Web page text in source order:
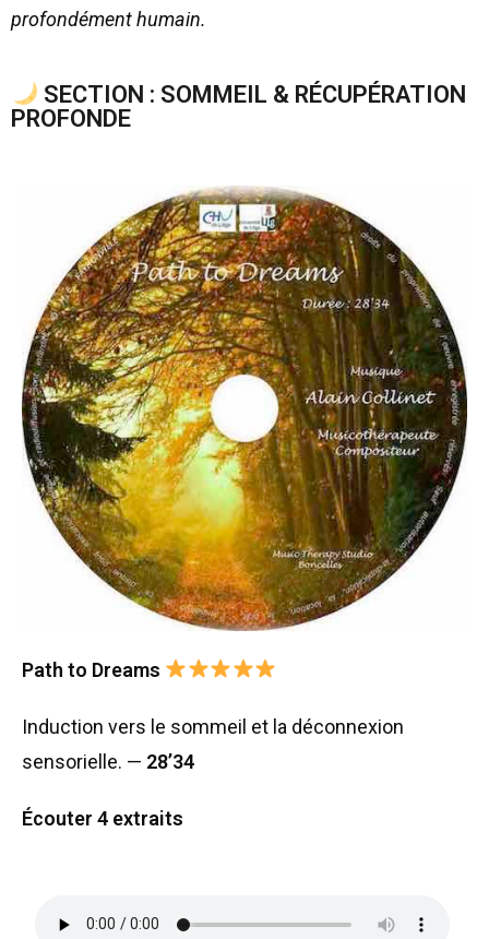
profondément humain.
SECTION : SOMMEIL & RÉCUPÉRATION
PROFONDE
Path to Dreams
Induction vers le sommeil et la déconnexion
sensorielle. — 28’34
Écouter 4 extraits